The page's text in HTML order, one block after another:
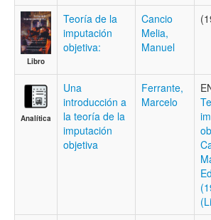
Libro
Teoría de la
imputación
objetiva:
Cancio
Melia,
Manuel
Analítica
Una
introducción a
la teoría de la
imputación
objetiva
Ferrante,
Marcelo